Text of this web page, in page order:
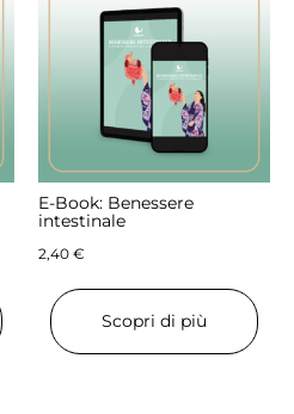
E-Book: Benessere
intestinale
2,40 €
Scopri di più